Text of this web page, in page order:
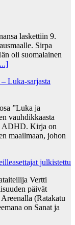
laskettiin 9.
Sirpa
oli suomalainen
Luka-sarjasta
”Luka ja
vauhdikkaasta
ADHD. Kirja on
maailmaan, johon
julkistettu
Vertti
päivät
(Ratakatu
on Sanat ja